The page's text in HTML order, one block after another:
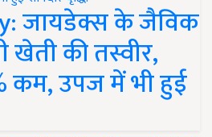
जायडेक्स के जैविक
खेती की तस्वीर,
कम, उपज में भी हुई